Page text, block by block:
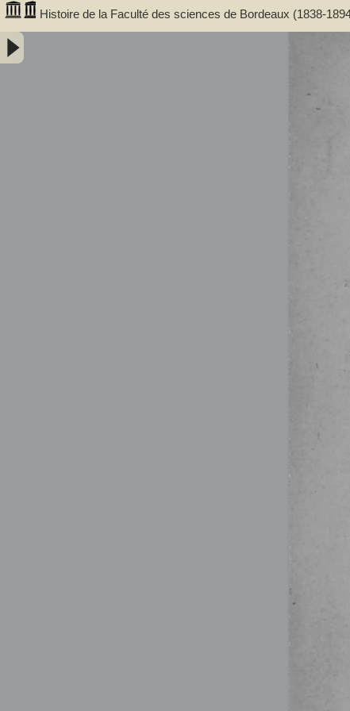
Histoire de la Faculté des sciences de Bordeaux (1838-